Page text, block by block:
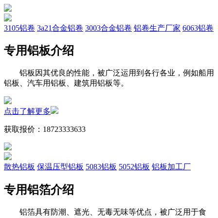
3105铝卷 3a21合金铝卷 3003合金铝卷 铝卷生产厂家 6063铝卷
专用铝板介绍
铝板因其优良的性能，被广泛运用到各行各业，例如船用
铝板、汽车用铝板、建筑用铝板等。
点击了解更多
获取报价： 18723333633
散热铝板 保温压型铝板 5083铝板 5052铝板 铝板加工厂
专用铝箔介绍
铝箔具有防潮、遮光、无毒无味等优点，被广泛用于食